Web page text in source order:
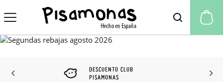
DESCUENTO CLUB
PISAMONAS